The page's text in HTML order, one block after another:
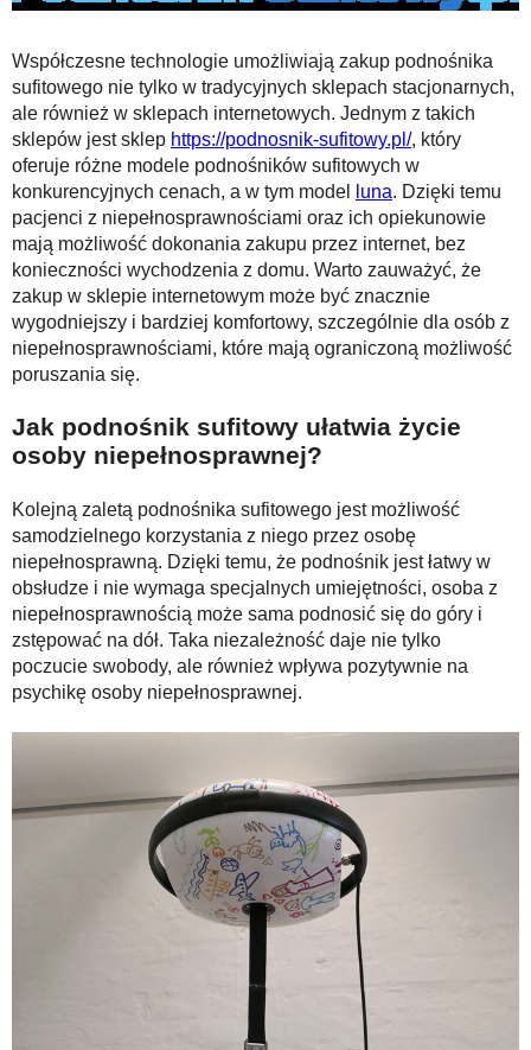
Współczesne technologie umożliwiają zakup podnośnika
sufitowego nie tylko w tradycyjnych sklepach stacjonarnych,
ale również w sklepach internetowych. Jednym z takich
sklepów jest sklep https://podnosnik-sufitowy.pl/, który
oferuje różne modele podnośników sufitowych w
konkurencyjnych cenach, a w tym model
luna. Dzięki temu
pacjenci z niepełnosprawnościami oraz ich opiekunowie
mają możliwość dokonania zakupu przez internet, bez
konieczności wychodzenia z domu. Warto zauważyć, że
zakup w sklepie internetowym może być znacznie
wygodniejszy i bardziej komfortowy, szczególnie dla osób z
niepełnosprawnościami, które mają ograniczoną możliwość
poruszania się.
Jak podnośnik sufitowy ułatwia życie
osoby niepełnosprawnej?
Kolejną zaletą podnośnika sufitowego jest możliwość
samodzielnego korzystania z niego przez osobę
niepełnosprawną. Dzięki temu, że podnośnik jest łatwy w
obsłudze i nie wymaga specjalnych umiejętności, osoba z
niepełnosprawnością może sama podnosić się do góry i
zstępować na dół. Taka niezależność daje nie tylko
poczucie swobody, ale również wpływa pozytywnie na
psychikę osoby niepełnosprawnej.